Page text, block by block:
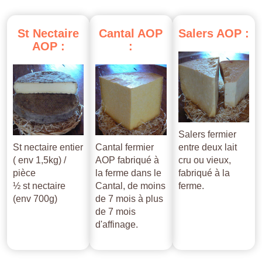
St Nectaire
AOP :
St nectaire entier
( env 1,5kg) /
pièce
½ st nectaire
(env 700g)
Cantal AOP
:
Cantal fermier
AOP fabriqué à
la ferme dans le
Cantal, de moins
de 7 mois à plus
de 7 mois
d'affinage.
Salers AOP :
Salers fermier
entre deux lait
cru ou vieux,
fabriqué à la
ferme.